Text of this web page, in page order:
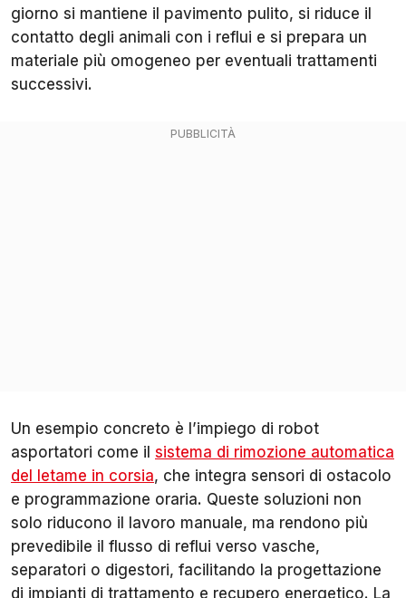
giorno si mantiene il pavimento pulito, si riduce il
contatto degli animali con i reflui e si prepara un
materiale più omogeneo per eventuali trattamenti
successivi.
Un esempio concreto è l’impiego di robot
asportatori come il sistema di rimozione automatica
del letame in corsia, che integra sensori di ostacolo
e programmazione oraria. Queste soluzioni non
solo riducono il lavoro manuale, ma rendono più
prevedibile il flusso di reflui verso vasche,
separatori o digestori, facilitando la progettazione
di impianti di trattamento e recupero energetico. La